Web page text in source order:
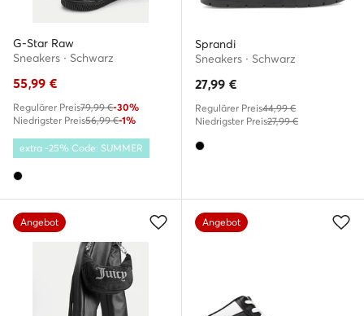
G-Star Raw
Sneakers · Schwarz
55,99 €
Regulärer Preis79,99 €-30%
Niedrigster Preis56,99 €-1%
extra -25% Code: SUMMER
Sprandi
Sneakers · Schwarz
27,99 €
Regulärer Preis44,99 €
Niedrigster Preis27,99 €
Angebot Angebot